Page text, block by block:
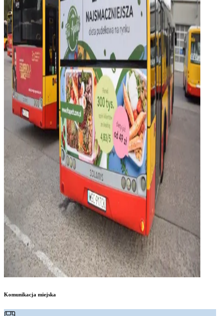
Komunikacja miejska